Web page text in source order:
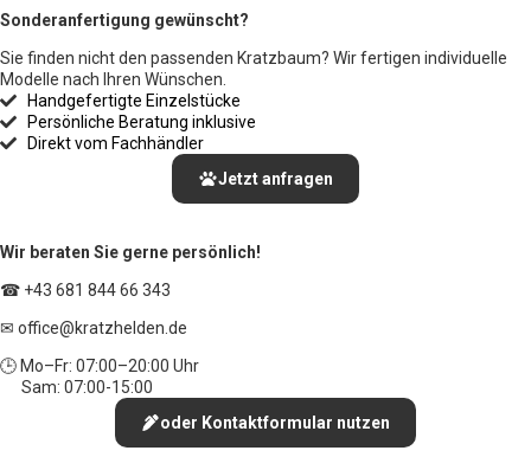
Sonderanfertigung gewünscht?
Sie finden nicht den passenden Kratzbaum? Wir fertigen individuelle
Modelle nach Ihren Wünschen.
Handgefertigte Einzelstücke
Persönliche Beratung inklusive
Direkt vom Fachhändler
Jetzt anfragen
Wir beraten Sie gerne persönlich!
☎ +43 681 844 66 343
✉ office@kratzhelden.de
🕒 Mo–Fr: 07:00–20:00 Uhr
Sam: 07:00-15:00
oder Kontaktformular nutzen